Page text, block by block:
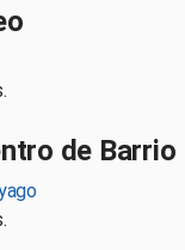
de Barrio